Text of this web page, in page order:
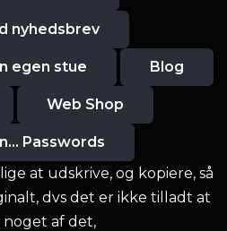
nyhedsbrev
egen stue Blog
Web Shop
Passwords
at udskrive, og kopiere, så
dvs det er ikke tilladt at
noget af det,